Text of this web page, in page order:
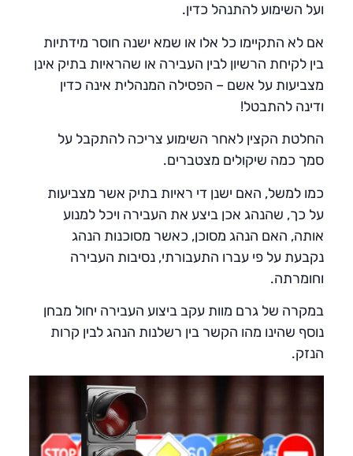
ועל השימוע להתנהל כדין.
אם לא התקיימו כל אלו או שמא ישנה חוסר מידתיות
בין לקיחת הרשיון לבין העבירה או שהראיות בתיק אינן
מצביעות על אשם – הפסילה המנהלית אינה כדין
ודינה להתבטל!
החלטת הקצין לאחר השימוע צריכה להתקבל על
סמך כמה שיקולים מצטברים.
כמו למשל, האם ישנן די ראיות בתיק אשר מצביעות
על כך, שהנהג אכן ביצע את העבירה ויכל למנוע
אותה, האם הנהג מסוכן, כאשר מסוכנות הנהג
נקבעת על פי עברו התעבורתי, נסיבות העבירה
וחומרתה.
במקרה של גרם מוות עקב ביצוע העבירה יחול מבחן
נוסף שהינו מהו הקשר בין רשלנות הנהג לבין קרות
הנזק.